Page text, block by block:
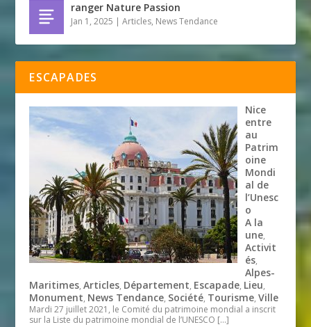
ranger Nature Passion
Jan 1, 2025 |Articles, News Tendance
ESCAPADES
Nice
entre
au
Patrim
oine
Mondi
al de
l’Unesc
o
A la
une,
Activit
és,
Alpes-
Maritimes,Articles, Département, Escapade, Lieu,
Monument, News Tendance, Société, Tourisme,Ville
Mardi 27 juillet 2021, le Comité du patrimoine mondial a inscrit
sur la Liste du patrimoine mondial de l’UNESCO […]